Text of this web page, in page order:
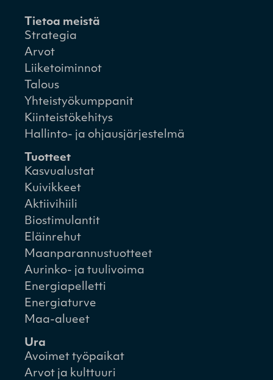
Tietoa meistä
Strategia
Arvot
Liiketoiminnot
Talous
Yhteistyökumppanit
Kiinteistökehitys
Hallinto- ja ohjausjärjestelmä
Tuotteet
Kasvualustat
Kuivikkeet
Aktiivihiili
Biostimulantit
Eläinrehut
Maanparannustuotteet
Aurinko- ja tuulivoima
Energiapelletti
Energiaturve
Maa-alueet
Ura
Avoimet työpaikat
Arvot ja kulttuuri